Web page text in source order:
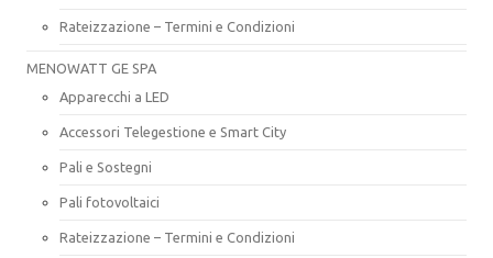
Rateizzazione – Termini e Condizioni
MENOWATT GE SPA
Apparecchi a LED
Accessori Telegestione e Smart City
Pali e Sostegni
Pali fotovoltaici
Rateizzazione – Termini e Condizioni